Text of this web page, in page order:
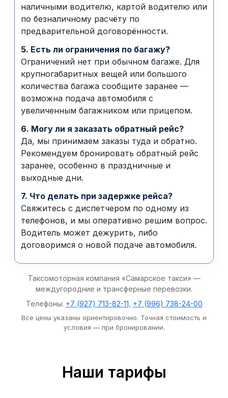
наличными водителю, картой водителю или
по безналичному расчёту по
предварительной договорённости.
5. Есть ли ограничения по багажу?
Ограничений нет при обычном багаже. Для
крупногабаритных вещей или большого
количества багажа сообщите заранее —
возможна подача автомобиля с
увеличенным багажником или прицепом.
6. Могу ли я заказать обратный рейс?
Да, мы принимаем заказы туда и обратно.
Рекомендуем бронировать обратный рейс
заранее, особенно в праздничные и
выходные дни.
7. Что делать при задержке рейса?
Свяжитесь с диспетчером по одному из
телефонов, и мы оперативно решим вопрос.
Водитель может дежурить, либо
договоримся о новой подаче автомобиля.
Таксомоторная компания «Самарское такси» —
междугородние и трансферные перевозки.
Телефоны: +7 (927) 713-82-11 +7 (996) 738-24-00
Все цены указаны ориентировочно. Точная стоимость и
условия — при бронировании.
Наши тарифы